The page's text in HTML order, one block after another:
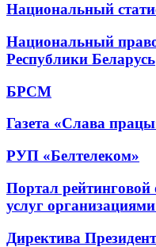
Национальный
Национальный
Республики Беларусь
БРСМ
Газета «Слава
РУП «Белтелеком»
Портал рейтинговой
услуг
Директива